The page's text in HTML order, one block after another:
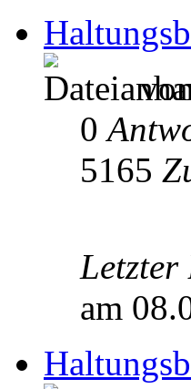
0
5165
Letzter
am